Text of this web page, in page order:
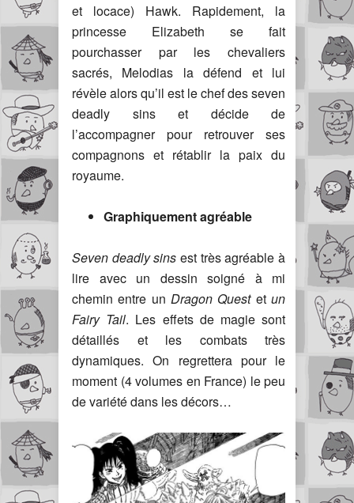
et locace) Hawk. Rapidement, la
princesse Elizabeth se fait
pourchasser par les chevaliers
sacrés, Melodias la défend et lui
révèle alors qu’il est le chef des seven
deadly sins et décide de
l’accompagner pour retrouver ses
compagnons et rétablir la paix du
royaume.
Graphiquement agréable
Seven deadly sins est très agréable à
lire avec un dessin soigné à mi
chemin entre un Dragon Questetun
Fairy Tail. Les effets de magie sont
détaillés et les combats très
dynamiques. On regrettera pour le
moment (4 volumes en France) le peu
de variété dans les décors…